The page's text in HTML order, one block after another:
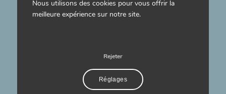
r
l
i
n
Nous utilisons des cookies pour vous offrir la
meilleure expérience sur notre site.
Rejeter
Réglages